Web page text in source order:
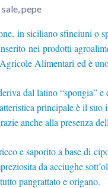
pepe
in siciliano sfinciuni o
nei prodotti
Alimentari ed è
dal latino “spongia” e
principale è il
anche alla presenza
e saporito a base di
da acciughe
pangrattato e origano.